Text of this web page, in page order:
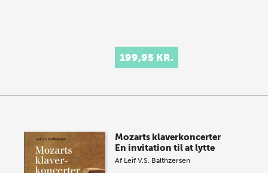
199,95 KR.
Mozarts klaverkoncerter
En invitation til at lytte
Af Leif V.S. Balthzersen